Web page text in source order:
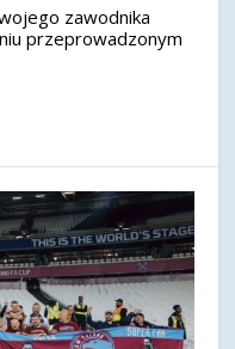
zawodnika
przeprowadzonym